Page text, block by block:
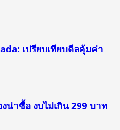
เปรียบเทียบดีลคุ้มค่า
น่าซื้อ งบไม่เกิน 299 บาท